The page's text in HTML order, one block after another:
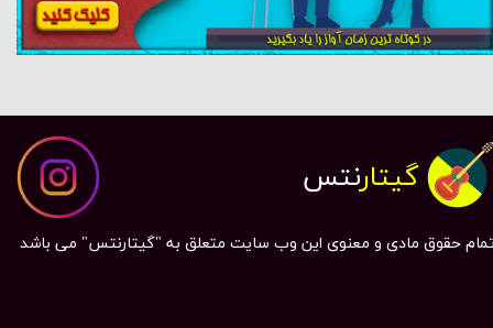
حقوق مادی و معنوی این وب سایت متعلق به "گیتارنتس" می باشد
گیتارنتس